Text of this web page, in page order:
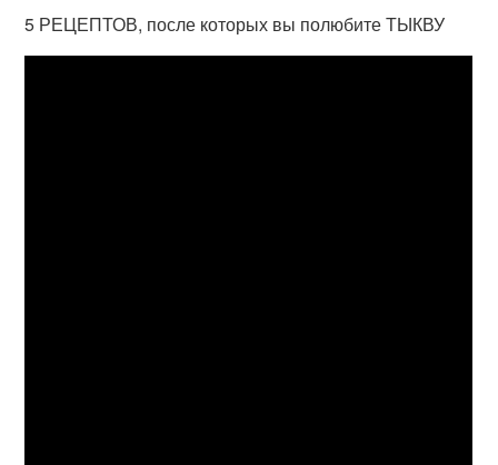
5 РЕЦЕПТОВ, после которых вы полюбите ТЫКВУ